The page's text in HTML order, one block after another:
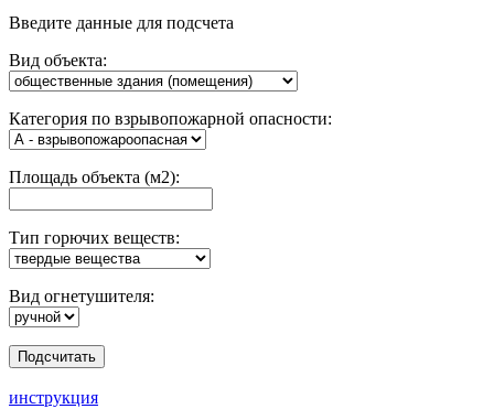
Введите данные для подсчета
Вид объекта:
Категория по взрывопожарной опасности:
Площадь объекта (м2):
Тип горючих веществ:
Вид огнетушителя:
инструкция